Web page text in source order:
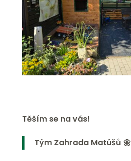
Těším se na vás!
Tým Zahrada Matúšů 🌼